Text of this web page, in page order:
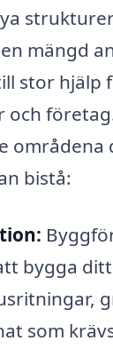
mängd
stor hjälp
och
områdena
bistå:
bygga
som